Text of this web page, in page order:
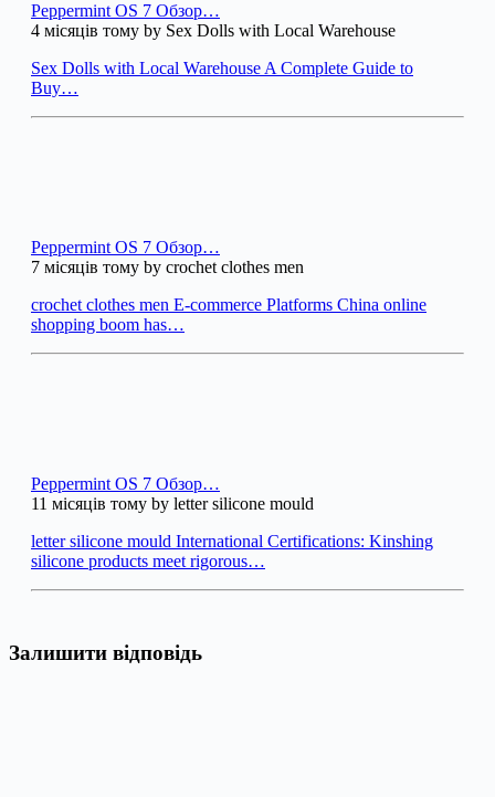
Peppermint OS 7 Обзор…
4 місяців тому by Sex Dolls with Local Warehouse
Sex Dolls with Local Warehouse A Complete Guide to
Buy…
Peppermint OS 7 Обзор…
7 місяців тому by crochet clothes men
crochet clothes men E-commerce Platforms China online
shopping boom has…
Peppermint OS 7 Обзор…
11 місяців тому by letter silicone mould
letter silicone mould International Certifications: Kinshing
silicone products meet rigorous…
Залишити відповідь